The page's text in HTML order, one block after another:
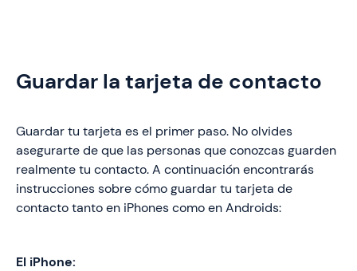
Guardar la tarjeta de contacto
Guardar tu tarjeta es el primer paso. No olvides
asegurarte de que las personas que conozcas guarden
realmente tu contacto. A continuación encontrarás
instrucciones sobre cómo guardar tu tarjeta de
contacto tanto en iPhones como en Androids:
El iPhone: